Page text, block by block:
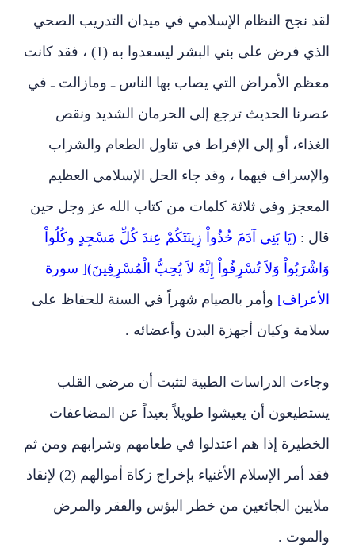
لقد نجح النظام الإسلامي في ميدان التدريب الصحي
الذي فرض على بني البشر ليسعدوا به (1) ، فقد كانت
معظم الأمراض التي يصاب بها الناس ـ ومازالت ـ في
عصرنا الحديث ترجع إلى الحرمان الشديد ونقص
الغذاء، أو إلى الإفراط في تناول الطعام والشراب
والإسراف فيهما ، وقد جاء الحل الإسلامي العظيم
المعجز وفي ثلاثة كلمات من كتاب الله عز وجل حين
قال : (يَا بَنِي آدَمَ خُذُواْ زِينَتَكُمْ عِندَ كُلِّ مَسْجِدٍ وكُلُواْ
وَاشْرَبُواْ وَلاَ تُسْرِفُواْ إِنَّهُ لاَ يُحِبُّ الْمُسْرِفِينَ)[ سورة
الأعراف] وأمر بالصيام شهراً في السنة للحفاظ على
سلامة وكيان أجهزة البدن وأعضائه .
وجاءت الدراسات الطبية لتثبت أن مرضى القلب
يستطيعون أن يعيشوا طويلاً بعيداً عن المضاعفات
الخطيرة إذا هم اعتدلوا في طعامهم وشرابهم ومن ثم
فقد أمر الإسلام الأغنياء بإخراج زكاة أموالهم (2) لإنقاذ
ملايين الجائعين من خطر البؤس والفقر والمرض
والموت .